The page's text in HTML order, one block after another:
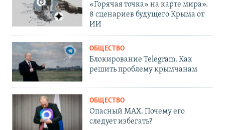
«Горячая точка» на карте мира».
8 сценариев будущего Крыма от
ИИ
ОБЩЕСТВО
Блокирование Telegram. Как
решить проблему крымчанам
ОБЩЕСТВО
Опасный MAX. Почему его
следует избегать?